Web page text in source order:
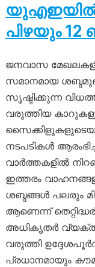
യുഎഇയിൽ
പിഴയും 12
ജനവാസ
സമാനമായ
സൃഷ്ടിക്കുന്ന
വരുത്തിയ
നടപടികൾ
വാർത്തകളിൽ
ഇത്തരം
ശബ്ദങ്ങൾ പലരും
ആണെന്ന്
അധികൃതർ
വരുത്തി
പ്രധാനമായും